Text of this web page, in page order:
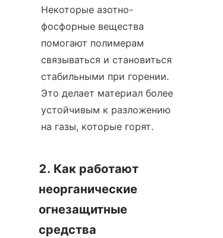
Некоторые азотно-
фосфорные вещества
помогают полимерам
связываться и становиться
стабильными при горении.
Это делает материал более
устойчивым к разложению
на газы, которые горят.
2. Как работают
неорганические
огнезащитные
средства